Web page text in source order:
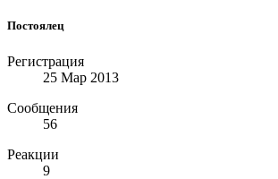
Постоялец
Регистрация
25 Мар 2013
Сообщения
56
Реакции
9